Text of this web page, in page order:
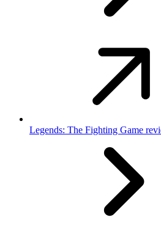
Legends: The Fighting Game